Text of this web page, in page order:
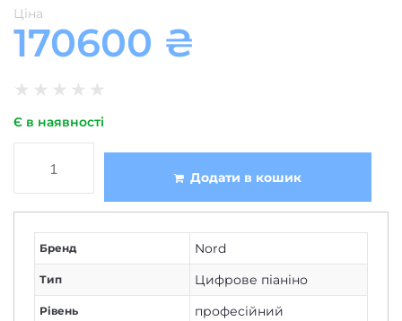
Ціна
170600 ₴
★ ★ ★ ★ ★
Є в наявності
Додати в кошик
Бренд Nord
Тип Цифрове піаніно
Рівень професійний